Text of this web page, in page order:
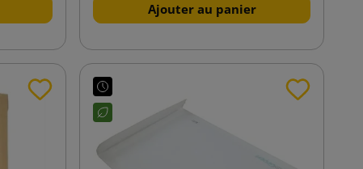
Ajouter au panier